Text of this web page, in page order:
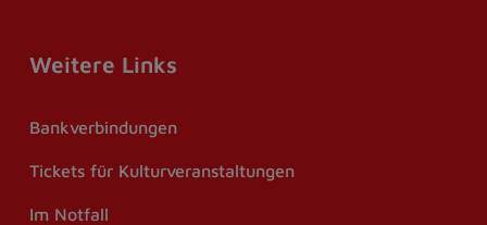
Weitere Links
Bankverbindungen
Tickets für Kulturveranstaltungen
Im Notfall